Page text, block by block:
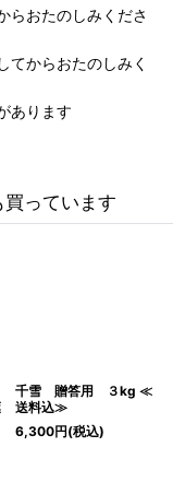
らおたのしみくださ
てからおたのしみく
あります
っています
千雪 贈答用 ３kg ≪
送料込≫
6,300円(税込)